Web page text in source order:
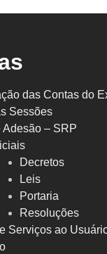
das Contas do
Sessões
Adesão – SRP
Decretos
Leis
Portaria
Resoluções
Serviços ao